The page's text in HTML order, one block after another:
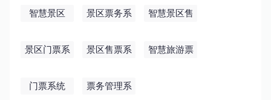
智慧景区
景区票务系
智慧景区售
景区门票系
景区售票系
智慧旅游票
门票系统
票务管理系